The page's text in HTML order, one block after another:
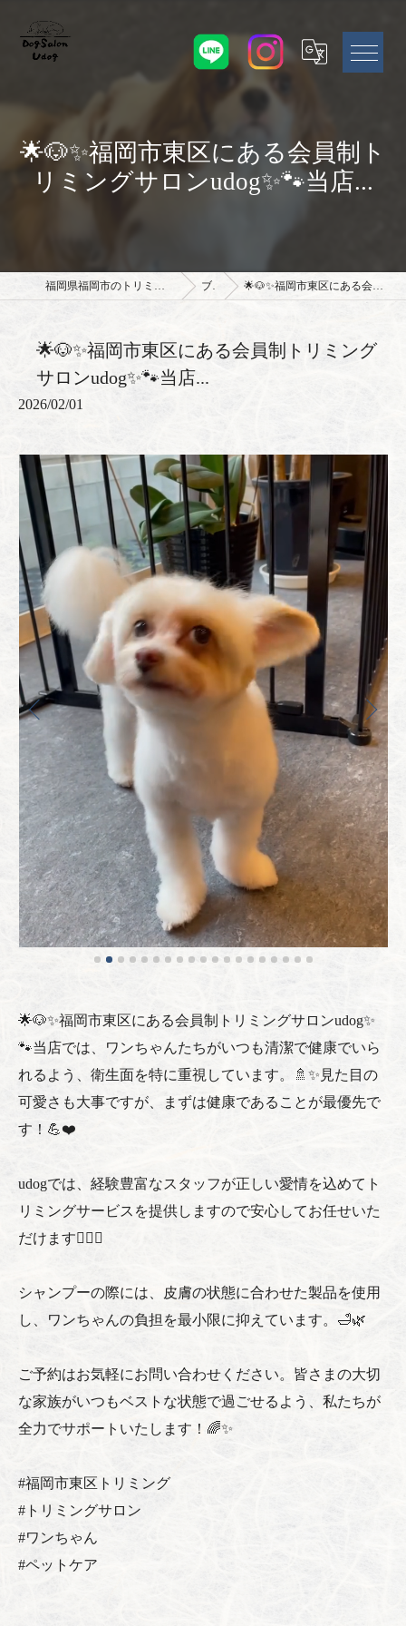
🌟🐶✨福岡市東区にある会員制ト
リミングサロンudog✨🐾当店...
福岡県福岡市のトリミングサロンならドッグサロン Udog ブログ 🌟🐶✨福岡市東区にある会員制トリミングサロンudog✨🐾当店...
🌟🐶✨福岡市東区にある会員制トリミング
サロンudog✨🐾当店...
2026/02/01
🌟🐶✨福岡市東区にある会員制トリミングサロンudog✨
🐾当店では、ワンちゃんたちがいつも清潔で健康でいら
れるよう、衛生面を特に重視しています。🚿✨見た目の
可愛さも大事ですが、まずは健康であることが最優先で
す！💪❤️
udogでは、経験豊富なスタッフが正しい愛情を込めてト
リミングサービスを提供しますので安心してお任せいた
だけます🐕‍🦺💕
シャンプーの際には、皮膚の状態に合わせた製品を使用
し、ワンちゃんの負担を最小限に抑えています。🛁🌿
ご予約はお気軽にお問い合わせください。皆さまの大切
な家族がいつもベストな状態で過ごせるよう、私たちが
全力でサポートいたします！🌈✨
#福岡市東区トリミング
#トリミングサロン
#ワンちゃん
#ペットケア